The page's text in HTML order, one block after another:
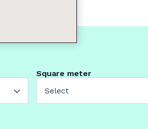
Square meter
Select